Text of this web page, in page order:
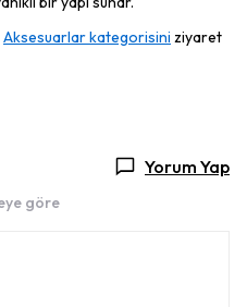
Aksesuarlar kategorisini ziyaret
Yorum Yap
göre